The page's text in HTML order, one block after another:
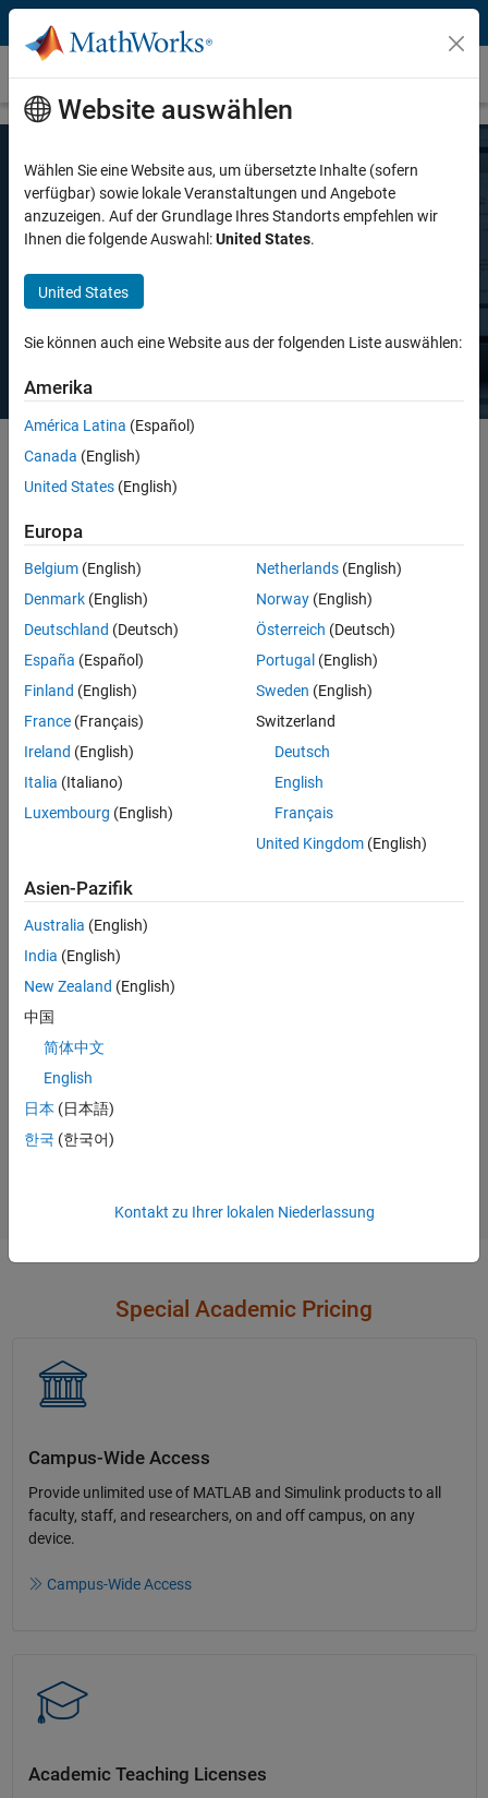
Weiter zum Inhalt
Preise und Lizenzierung
MATLAB-Preise
Gebrauch oder in der Lehre und akademischen Forschung einsetzen
möchten, es gibt eine MATLAB-Lizenz, die Ihren Anforderungen
Select license details to see the price
Intended Use
Intended Use
Standard
Startups
Academic
License Term
License Term
Annual
Perpetual
Not sure what you need? We offer other license
Special Academic Pricing
Campus-Wide Access
Provide unlimited use of MATLAB and Simulink products to all
faculty, staff, and researchers, on and off campus, on any
device.​
Campus-Wide Access
Academic Teaching License​s
Website auswählen
Wählen Sie eine Website aus, um übersetzte Inhalte (sofern
verfügbar) sowie lokale Veranstaltungen und Angebote
anzuzeigen. Auf der Grundlage Ihres Standorts empfehlen wir
Ihnen die folgende Auswahl:United States.
United States
Sie können auch eine Website aus der folgenden Liste auswählen:
Amerika
América Latina (Español)
Canada (English)
United States (English)
Europa
Belgium (English)
Denmark (English)
Deutschland (Deutsch)
España (Español)
Finland (English)
France (Français)
Ireland (English)
Italia (Italiano)
Luxembourg (English)
Netherlands(English)
Norway(English)
Österreich (Deutsch)
Portugal (English)
Sweden (English)
Switzerland
Deutsch
English
Français
United Kingdom(English)
Asien-Pazifik
Australia (English)
India (English)
New Zealand (English)
中国
简体中文
English
日本 (日本語)
한국 (한국어)
Kontakt zu Ihrer lokalen Niederlassung